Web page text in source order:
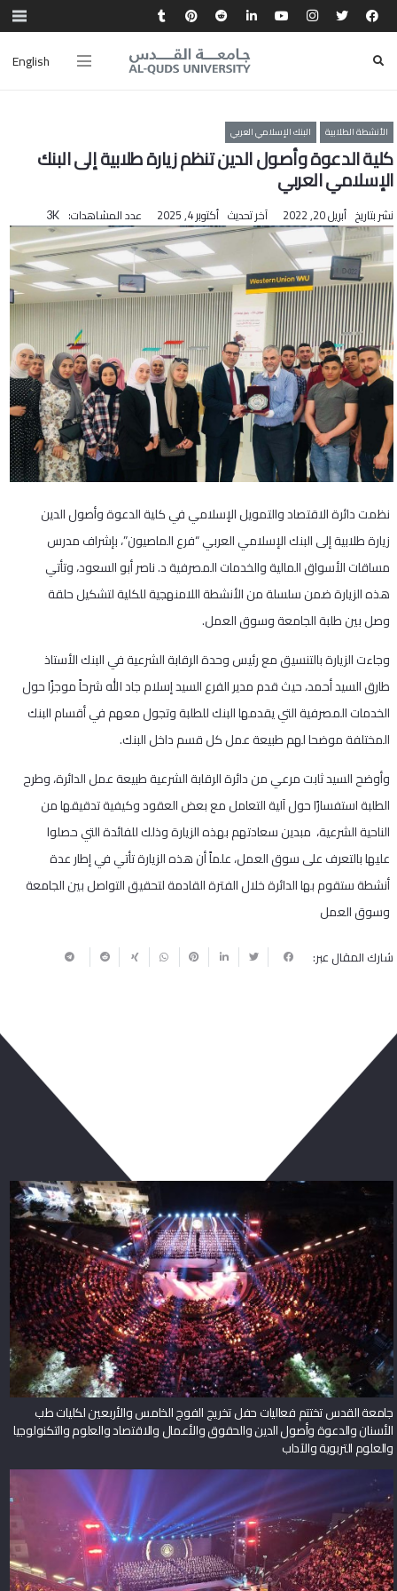
English
الأنشطة الطلابية البنك الإسلامي العربي
كلية الدعوة وأصول الدين تنظم زيارة طلابية إلى البنك
الإسلامي العربي
نشر بتاريخ أبريل 20, 2022 آخر تحديث أكتوبر 4, 2025 عدد المشاهدات: 3K
نظمت دائرة الاقتصاد والتمويل الإسلامي في كلية الدعوة وأصول الدين
زيارة طلابية إلى البنك الإسلامي العربي “فرع الماصيون”، بإشراف مدرس
مساقات الأسواق المالية والخدمات المصرفية د. ناصر أبو السعود، وتأتي
هذه الزيارة ضمن سلسلة من الأنشطة اللامنهجية للكلية لتشكيل حلقة
وصل بين طلبة الجامعة وسوق العمل.
وجاءت الزيارة بالتنسيق مع رئيس وحدة الرقابة الشرعية في البنك الأستاذ
طارق السيد أحمد، حيث قدم مدير الفرع السيد إسلام جاد الله شرحاً موجزًا حول
الخدمات المصرفية التي يقدمها البنك للطلبة وتجول معهم في أقسام البنك
المختلفة موضحا لهم طبيعة عمل كل قسم داخل البنك.
وأوضح السيد ثابت مرعي من دائرة الرقابة الشرعية طبيعة عمل الدائرة، وطرح
الطلبة استفسارًا حول آلية التعامل مع بعض العقود وكيفية تدقيقها من
الناحية الشرعية، مبدين سعادتهم بهذه الزيارة وذلك للفائدة التي حصلوا
عليها بالتعرف على سوق العمل، علماً أن هذه الزيارة تأتي في إطار عدة
أنشطة ستقوم بها الدائرة خلال الفترة القادمة لتحقيق التواصل بين الجامعة
وسوق العمل
شارك المقال عبر:
جامعة القدس تختتم فعاليات حفل تخريج الفوج الخامس والأربعين لكليات طب
الأسنان والدعوة وأصول الدين والحقوق والأعمال والاقتصاد والعلوم والتكنولوجيا
والعلوم التربوية والآداب